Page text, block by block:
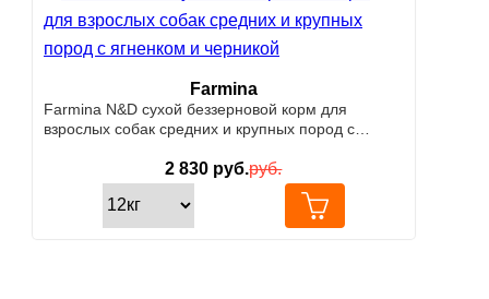
Farmina
Farmina N&D сухой беззерновой корм для
взрослых собак средних и крупных пород с
2 830 руб.руб.